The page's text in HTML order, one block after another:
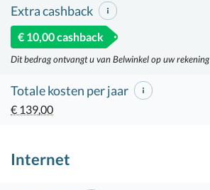
Extra cashback
€ 10,00 cashback
Dit bedrag ontvangt u van Belwinkel op uw rekening
Totale kosten per jaar
€ 139,00
Internet